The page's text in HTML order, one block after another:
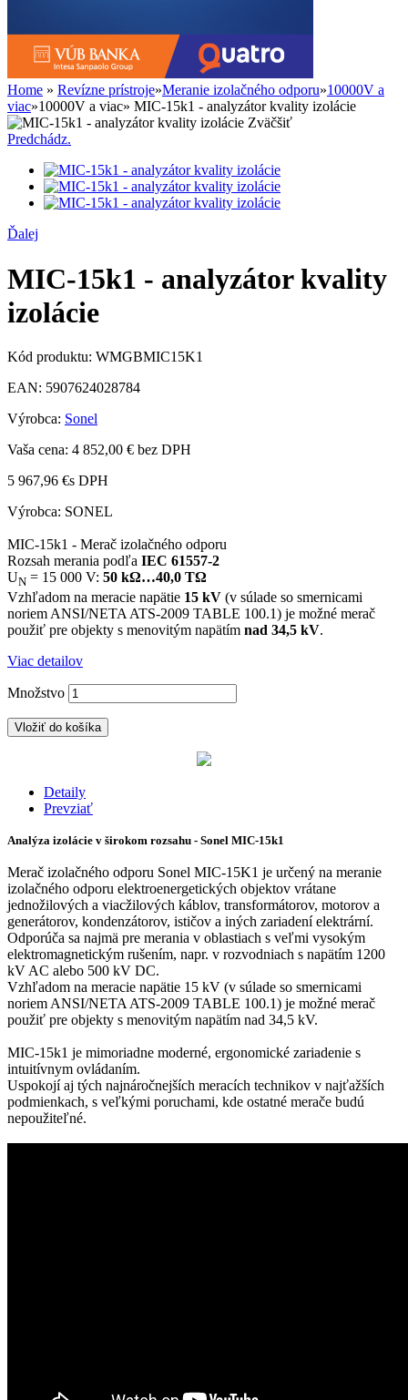
Home » Revízne prístroje»Meranie izolačného odporu»10000V a
viac»10000V a viac» MIC-15k1 - analyzátor kvality izolácie
Zväčšiť
Predchádz.
Ďalej
MIC-15k1 - analyzátor kvality
izolácie
Kód produktu: WMGBMIC15K1
EAN: 5907624028784
Výrobca: Sonel
Vaša cena: 4 852,00 € bez DPH
5 967,96 €s DPH
Výrobca: SONEL
MIC-15k1 - Merač izolačného odporu
Rozsah merania podľa IEC 61557-2
UN = 15 000 V: 50 kΩ…40,0 TΩ
Vzhľadom na meracie napätie 15 kV (v súlade so smernicami
noriem ANSI/NETA ATS-2009 TABLE 100.1) je možné merač
použiť pre objekty s menovitým napätím nad 34,5 kV.
Viac detailov
Množstvo
Vložiť do košíka
Detaily
Prevziať
Analýza izolácie v širokom rozsahu - Sonel MIC-15k1
Merač izolačného odporu Sonel MIC-15K1 je určený na meranie
izolačného odporu elektroenergetických objektov vrátane
jednožilových a viacžilových káblov, transformátorov, motorov a
generátorov, kondenzátorov, ističov a iných zariadení elektrární.
Odporúča sa najmä pre merania v oblastiach s veľmi vysokým
elektromagnetickým rušením, napr. v rozvodniach s napätím 1200
kV AC alebo 500 kV DC.
Vzhľadom na meracie napätie 15 kV (v súlade so smernicami
noriem ANSI/NETA ATS-2009 TABLE 100.1) je možné merač
použiť pre objekty s menovitým napätím nad 34,5 kV.
MIC-15k1 je mimoriadne moderné, ergonomické zariadenie s
intuitívnym ovládaním.
Uspokojí aj tých najnáročnejších meracích technikov v najťažších
podmienkach, s veľkými poruchami, kde ostatné merače budú
nepoužiteľné.